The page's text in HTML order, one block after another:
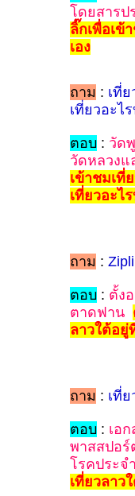
โดยสารป
ลิ๊กเพื่อเข้
เอง
ถาม : เที่
เที่ยวอะไ
ตอบ : วัด
วัดหลวงแ
เข้าชมเที่
เที่ยวอะไ
ถาม :
ตอบ : ตั้ง
ตาดฟาน
ลาวใต้อยู่
ถาม : เที่
ตอบ : เอ
พาสสปอร์
โรคประจ
เที่ยวลาว